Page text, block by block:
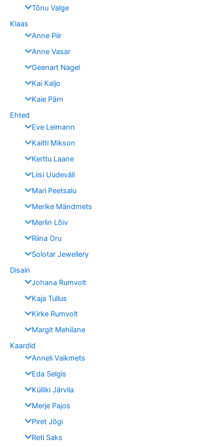
Tõnu Valge
Klaas
Anne Piir
Anne Vasar
Geenart Nagel
Kai Kaljo
Kaie Pärn
Ehted
Eve Leimann
Kaitti Mikson
Kerttu Laane
Liisi Uudeväli
Mari Peetsalu
Merike Mändmets
Merlin Lõiv
Riina Oru
Solotar Jewellery
Disain
Johana Rumvolt
Kaja Tullus
Kirke Rumvolt
Margit Mehilane
Kaardid
Anneli Vaikmets
Eda Selgis
Külliki Järvila
Merje Pajos
Piret Jõgi
Reti Saks